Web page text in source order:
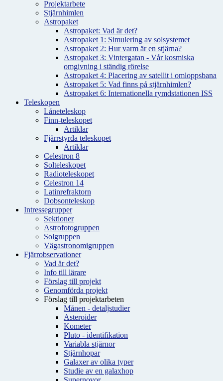
Projektarbete
Stjärnhimlen
Astropaket
Astropaket: Vad är det?
Astropaket 1: Simulering av solsystemet
Astropaket 2: Hur varm är en stjärna?
Astropaket 3: Vintergatan - Vår kosmiska
omgivning i ständig rörelse
Astropaket 4: Placering av satellit i omloppsbana
Astropaket 5: Vad finns på stjärnhimlen?
Astropaket 6: Internationella rymdstationen ISS
Teleskopen
Låneteleskop
Finn-teleskopet
Artiklar
Fjärrstyrda teleskopet
Artiklar
Celestron 8
Solteleskopet
Radioteleskopet
Celestron 14
Latinrefraktorn
Dobsonteleskop
Intressegrupper
Sektioner
Astrofotogruppen
Solgruppen
Vägastronomigruppen
Fjärrobservationer
Vad är det?
Info till lärare
Förslag till projekt
Genomförda projekt
Förslag till projektarbeten
Månen - detaljstudier
Asteroider
Kometer
Pluto - identifikation
Variabla stjärnor
Stjärnhopar
Galaxer av olika typer
Studie av en galaxhop